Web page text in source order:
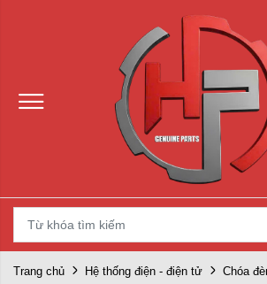
Trang chủ Hệ thống điện - điện tử
Chóa